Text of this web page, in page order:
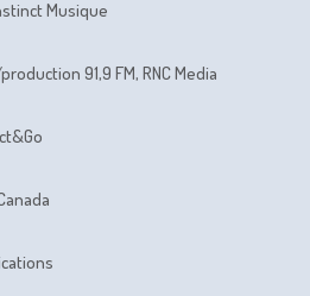
Musique
91,9 FM, RNC Media